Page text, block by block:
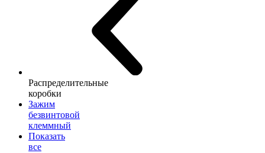
Распределительные
коробки
Зажим
безвинтовой
клеммный
Показать
все